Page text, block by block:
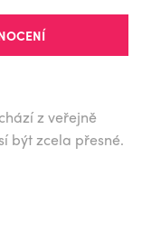
z veřejně
být zcela přesné.